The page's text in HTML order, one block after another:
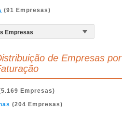
(91 Empresas)
de Empresas por
Empresas)
(204 Empresas)